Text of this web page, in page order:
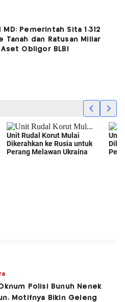
MD: Pemerintah Sita 1.312
Tanah dan Ratusan Miliar
Aset Obligor BLBI
Polisi Bunuh Nenek
Motifnya Bikin Geleng